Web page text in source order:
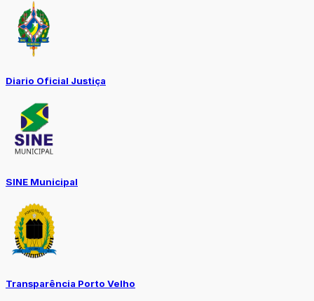
Diario Oficial Justiça
SINE Municipal
Transparência Porto Velho